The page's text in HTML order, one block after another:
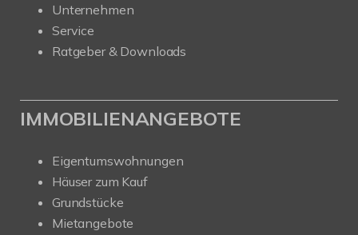
Unternehmen
Service
Ratgeber & Downloads
IMMOBILIENANGEBOTE
Eigentumswohnungen
Häuser zum Kauf
Grundstücke
Mietangebote